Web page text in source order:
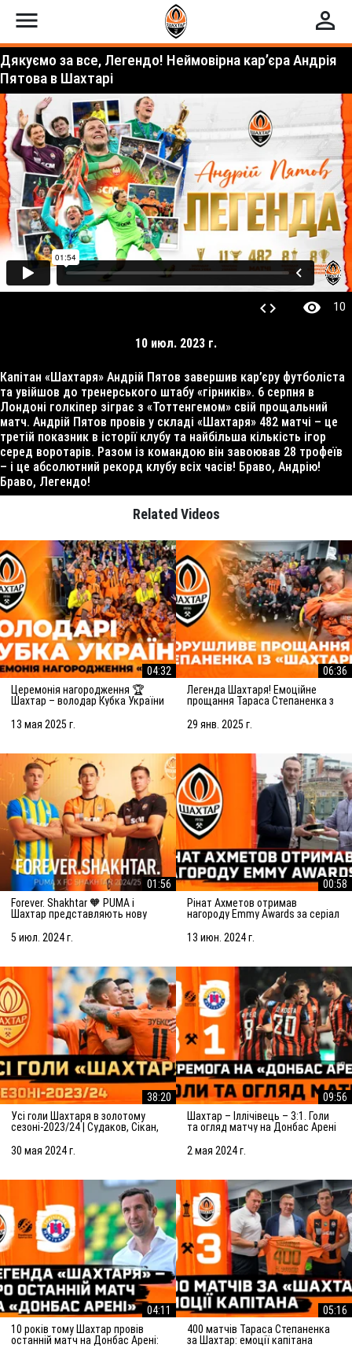
menu perm_identity
Дякуємо за все, Легендо! Неймовірна кар’єра Андрія
Пятова в Шахтарі
code visibility 10
10 июл. 2023 г.
Капітан «Шахтаря» Андрій Пятов завершив кар’єру футболіста
та увійшов до тренерського штабу «гірників». 6 серпня в
Лондоні голкіпер зіграє з «Тоттенгемом» свій прощальний
матч. Андрій Пятов провів у складі «Шахтаря» 482 матчі – це
третій показник в історії клубу та найбільша кількість ігор
серед воротарів. Разом із командою він завоював 28 трофеїв
– і це абсолютний рекорд клубу всіх часів! Браво, Андрію!
Браво, Легендо!
Related Videos
04:32
Церемонія нагородження 🏆
Шахтар – володар Кубка України
13 мая 2025 г.
06:36
Легенда Шахтаря! Емоційне
прощання Тараса Степаненка з
29 янв. 2025 г.
01:56
Forever. Shakhtar 🧡 PUMA і
Шахтар представляють нову
5 июл. 2024 г.
00:58
Рінат Ахметов отримав
нагороду Emmy Awards за серіал
13 июн. 2024 г.
38:20
Усі голи Шахтаря в золотому
сезоні-2023/24 | Судаков, Сікан,
30 мая 2024 г.
09:56
Шахтар – Іллічівець – 3:1. Голи
та огляд матчу на Донбас Арені
2 мая 2024 г.
04:11
10 років тому Шахтар провів
останній матч на Донбас Арені:
05:16
400 матчів Тараса Степаненка
за Шахтар: емоції капітана